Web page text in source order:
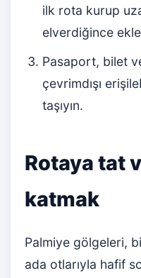
ilk rota kurup
elverdiğince
Pasaport, bilet
çevrimdışı
taşıyın.
Rotaya tat
katmak
Palmiye gölgeleri,
ada otlarıyla hafif